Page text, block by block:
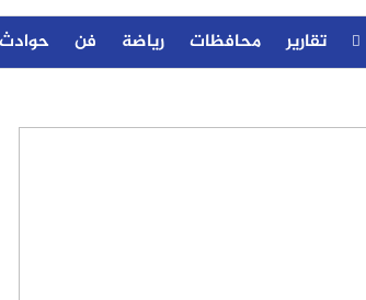
تقارير محافظات رياضة فن حوادث